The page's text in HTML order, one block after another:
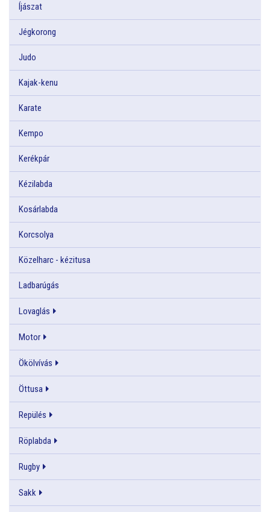
Íjászat
Jégkorong
Judo
Kajak-kenu
Karate
Kempo
Kerékpár
Kézilabda
Kosárlabda
Korcsolya
Közelharc - kézitusa
Ladbarúgás
Lovaglás
Motor
Ökölvívás
Öttusa
Repülés
Röplabda
Rugby
Sakk